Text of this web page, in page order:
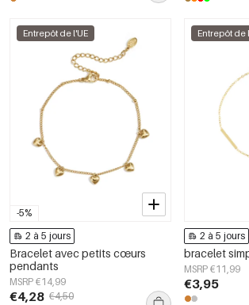
-5%
Entrepôt de l'UE
2 à 5 jours
Bracelet avec petits cœurs
pendants
MSRP €14,99
€4,28 €4,50
Entrepôt de
2 à 5 jours
bracelet
MSRP €11,99
€3,95